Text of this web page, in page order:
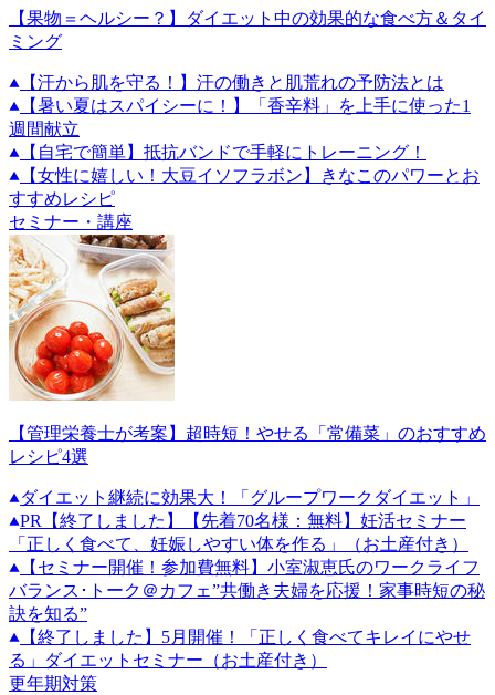
【果物＝ヘルシー？】ダイエット中の効果的な食べ方＆タイ
ミング
【汗から肌を守る！】汗の働きと肌荒れの予防法とは
【暑い夏はスパイシーに！】「香辛料」を上手に使った1
週間献立
【自宅で簡単】抵抗バンドで手軽にトレーニング！
【女性に嬉しい！大豆イソフラボン】きなこのパワーとお
すすめレシピ
セミナー・講座
【管理栄養士が考案】超時短！やせる「常備菜」のおすすめ
レシピ4選
ダイエット継続に効果大！「グループワークダイエット」
PR 【終了しました】【先着70名様：無料】妊活セミナー
「正しく食べて、妊娠しやすい体を作る」（お土産付き）
【セミナー開催！参加費無料】小室淑恵氏のワークライフ
バランス･トーク＠カフェ”共働き夫婦を応援！家事時短の秘
訣を知る”
【終了しました】5月開催！「正しく食べてキレイにやせ
る」ダイエットセミナー（お土産付き）
更年期対策